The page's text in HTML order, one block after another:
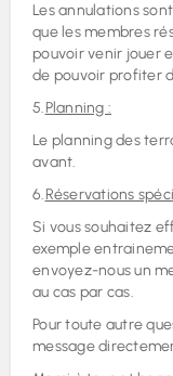
Les annulations
que les membres
pouvoir venir jouer
de pouvoir profiter
5.Planning :
Le planning des
avant.
6.Réservations
Si vous souhaitez
exemple
envoyez-nous un
au cas par cas.
Pour toute autre
message